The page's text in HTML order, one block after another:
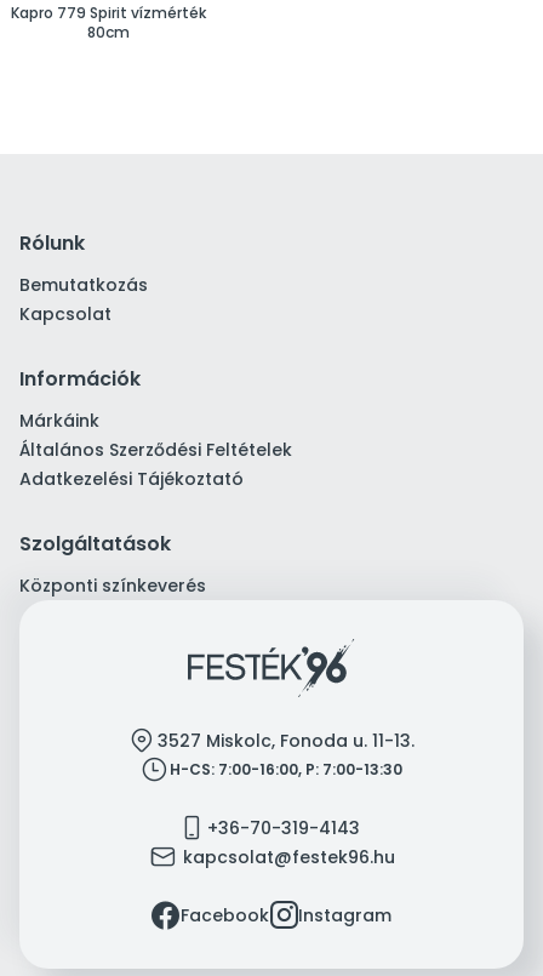
Kapro 779 Spirit vízmérték
80cm
Rólunk
Bemutatkozás
Kapcsolat
Információk
Márkáink
Általános Szerződési Feltételek
Adatkezelési Tájékoztató
Szolgáltatások
Központi színkeverés
location 3527 Miskolc, Fonoda u. 11-13.
clock H-CS: 7:00-16:00, P: 7:00-13:30
mobile +36-70-319-4143
mail kapcsolat@festek96.hu
facebookFacebookinstagramInstagram